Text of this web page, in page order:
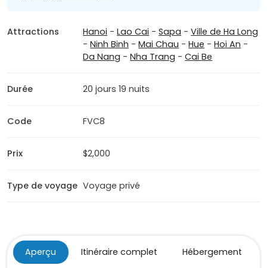
Attractions Hanoi -Lao Cai -Sapa -Ville de Ha Long
-Ninh Binh -Mai Chau -Hue -Hoi An -
Da Nang -Nha Trang -Cai Be
Durée 20 jours 19 nuits
Code FVC8
Prix $2,000
Type de voyage Voyage privé
Aperçu Itinéraire complet
Hébergement